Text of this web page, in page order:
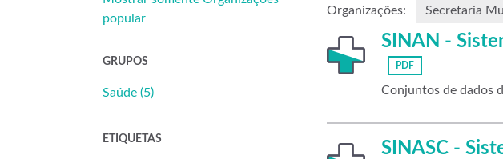
Organizações: Secretaria
SINAN -
PDF
Conjuntos de dados
SINASC -
popular
GRUPOS
Saúde (5)
ETIQUETAS